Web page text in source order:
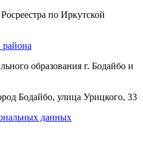
по Иркутской
района
образования г. Бодайбо и
Бодайбо, улица Урицкого, 33
данных